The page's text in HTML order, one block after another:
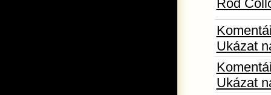
Rod
Ukázat
Ukázat